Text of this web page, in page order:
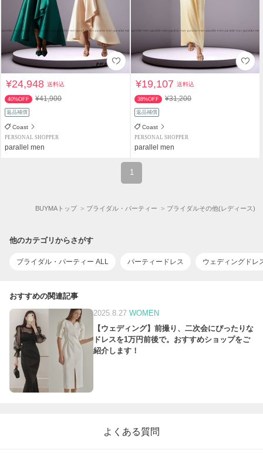
¥24,948送料込
40%OFF ¥41,900
返品補償
Coast
PERSONAL SHOPPER
parallel men
¥19,107送料込
38%OFF ¥31,200
返品補償
Coast
PERSONAL SHOPPER
parallel men
1
BUYMAトップ ブライダル・パーティー ブライダルその他(レディース)
他のカテゴリからさがす
ブライダル・パーティー ALL パーティードレス ウェディングドレ
おすすめの関連記事
2025.8.27 WOMEN
【ウェディング】前撮り、二次会にぴったりな
ドレスを1万円前後で。おすすめショップをご
紹介します！
よくある質問